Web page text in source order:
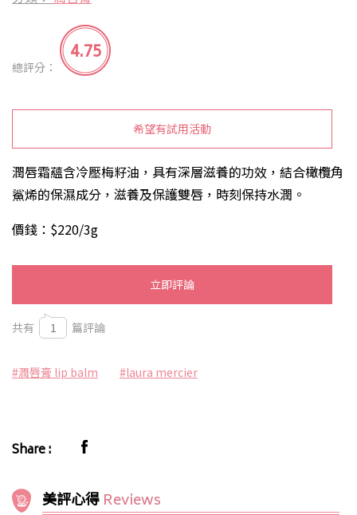
總評分：
4.75
希望有試用活動
潤唇霜蘊含冷壓梅籽油，具有深層滋養的功效，結合橄欖角
鯊烯的保濕成分，滋養及保護雙唇，時刻保持水潤。
價錢：$220/3g
立即評論
共有 1 篇評論
#潤唇膏 lip balm #laura mercier
Share :
美評心得 Reviews